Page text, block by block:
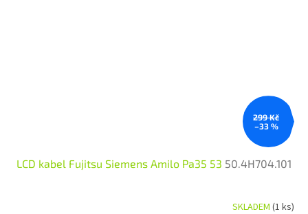
299 Kč
–33 %
LCD kabel Fujitsu Siemens Amilo Pa35 53 50.4H704.101
SKLADEM (1 ks)